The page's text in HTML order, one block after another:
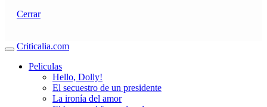
Cerrar
Criticalia.com
Peliculas
Hello, Dolly!
El secuestro de un presidente
La ironía del amor